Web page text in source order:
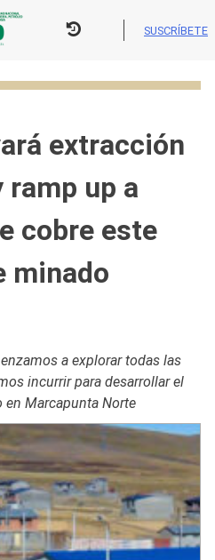
SUSCRÍBETE
extracción
ramp up a
cobre este
minado
a explorar todas las
incurrir para desarrollar el
Marcapunta Norte